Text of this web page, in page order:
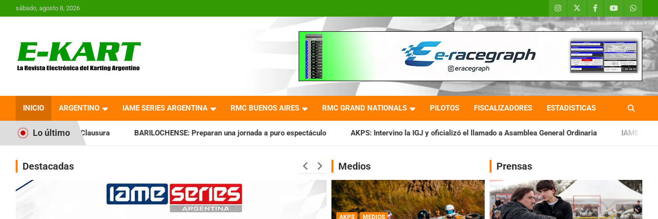
al
sábado, agosto 8, 2026
Revista Electrónica del
Karting en Argentina
INICIO ARGENTINO IAME SERIES ARGENTINA RMC BUENOS AIRES RMC GRAND NATIONALS PILOTOS FISCALIZADORES ESTADISTICAS
Lo último
Clausura BARILOCHENSE: Preparan una jornada a puro espectáculo AKPS: Intervino la IGJ y oficializó el llamado a Asamblea General Ordinaria IAME SERIES ARGENTINA:
Destacadas Medios
AKPS MEDIOS
Prensas